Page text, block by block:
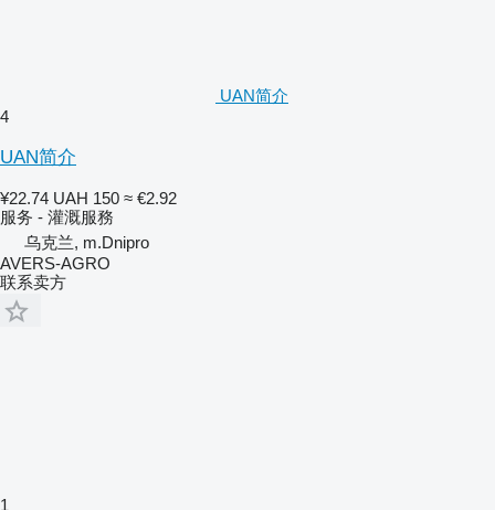
UAN简介
4
UAN简介
¥22.74 UAH 150 ≈ €2.92
服务 - 灌溉服務
乌克兰, m.Dnipro
AVERS-AGRO
联系卖方
1